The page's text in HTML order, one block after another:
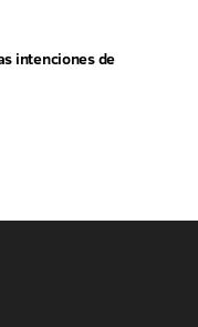
intenciones de